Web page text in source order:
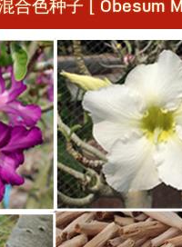
合色种子 [ Obesum